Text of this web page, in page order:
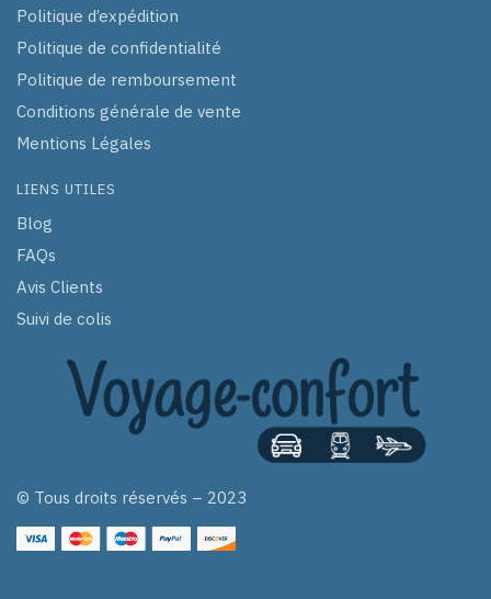
Politique d’expédition
Politique de confidentialité
Politique de remboursement
Conditions générale de vente
Mentions Légales
LIENS UTILES
Blog
FAQs
Avis Clients
Suivi de colis
© Tous droits réservés – 2023